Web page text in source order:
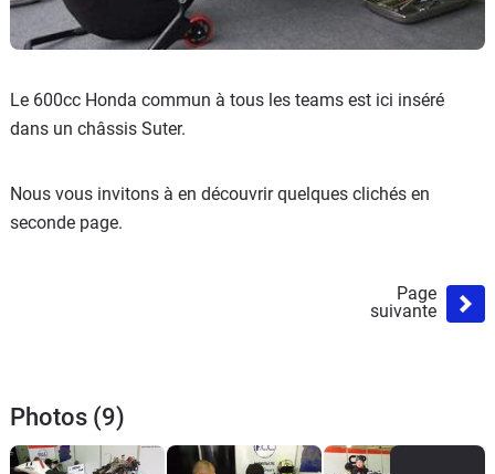
Le 600cc Honda commun à tous les teams est ici inséré
dans un châssis Suter.
Nous vous invitons à en découvrir quelques clichés en
seconde page.
Page
suivante
Photos (9)